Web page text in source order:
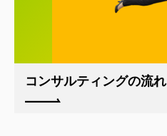
コンサルティングの流れ